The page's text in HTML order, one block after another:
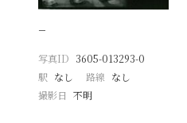
−
写真ID 3605-013293-0
駅 なし 路線 なし
撮影日
不明